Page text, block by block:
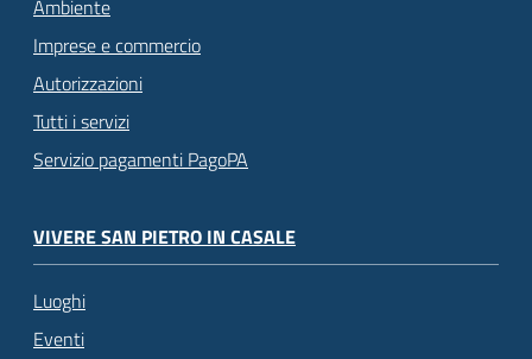
Ambiente
Imprese e commercio
Autorizzazioni
Tutti i servizi
Servizio pagamenti PagoPA
VIVERE SAN PIETRO IN CASALE
Luoghi
Eventi